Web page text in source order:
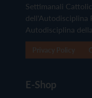
Settimanali
dell'Autodisciplina
Autodisciplina
E-Shop